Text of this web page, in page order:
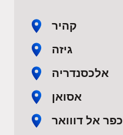
קהיר
גיזה
אלכסנדריה
אסואן
כפר אל דווואר